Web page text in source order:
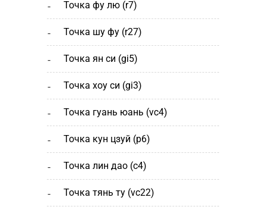
точка фу лю (r7)
точка шу фу (r27)
точка ян си (gi5)
точка хоу си (gi3)
точка гуань юань (vc4)
точка кун цзуй (р6)
точка лин дао (c4)
точка тянь ту (vc22)